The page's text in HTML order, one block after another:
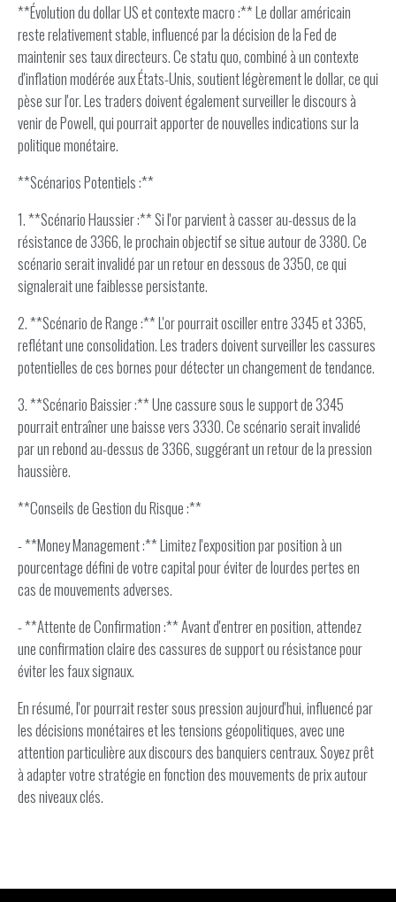
**Évolution du dollar US et contexte macro :** Le dollar américain
reste relativement stable, influencé par la décision de la Fed de
maintenir ses taux directeurs. Ce statu quo, combiné à un contexte
d'inflation modérée aux États-Unis, soutient légèrement le dollar, ce qui
pèse sur l'or. Les traders doivent également surveiller le discours à
venir de Powell, qui pourrait apporter de nouvelles indications sur la
politique monétaire.
**Scénarios Potentiels :**
1. **Scénario Haussier :** Si l'or parvient à casser au-dessus de la
résistance de 3366, le prochain objectif se situe autour de 3380. Ce
scénario serait invalidé par un retour en dessous de 3350, ce qui
signalerait une faiblesse persistante.
2. **Scénario de Range :** L'or pourrait osciller entre 3345 et 3365,
reflétant une consolidation. Les traders doivent surveiller les cassures
potentielles de ces bornes pour détecter un changement de tendance.
3. **Scénario Baissier :** Une cassure sous le support de 3345
pourrait entraîner une baisse vers 3330. Ce scénario serait invalidé
par un rebond au-dessus de 3366, suggérant un retour de la pression
haussière.
**Conseils de Gestion du Risque :**
- **Money Management :** Limitez l'exposition par position à un
pourcentage défini de votre capital pour éviter de lourdes pertes en
cas de mouvements adverses.
- **Attente de Confirmation :** Avant d'entrer en position, attendez
une confirmation claire des cassures de support ou résistance pour
éviter les faux signaux.
En résumé, l'or pourrait rester sous pression aujourd'hui, influencé par
les décisions monétaires et les tensions géopolitiques, avec une
attention particulière aux discours des banquiers centraux. Soyez prêt
à adapter votre stratégie en fonction des mouvements de prix autour
des niveaux clés.